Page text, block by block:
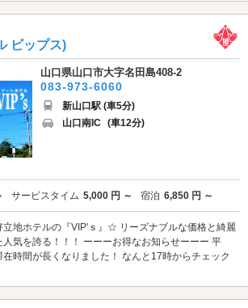
ビップス)
山口県山口市大字名田島408-2
083-973-6060
新山口駅 (車5分)
山口南IC (車12分)
サービスタイム 5,000 円 ～ 宿泊 6,850 円 ～
地ホテルの『VIP'ｓ』☆ リーズナブルな価格と綺麗
気を誇る！！！ ーーーお得なお知らせーーー 平
時間が長くなりました！ なんと17時からチェック